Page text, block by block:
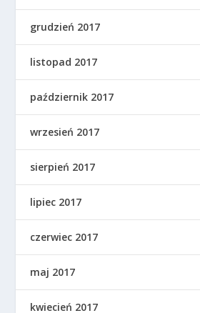
grudzień 2017
listopad 2017
październik 2017
wrzesień 2017
sierpień 2017
lipiec 2017
czerwiec 2017
maj 2017
kwiecień 2017